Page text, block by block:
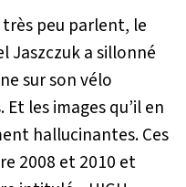
peu parlent, le
Jaszczuk a sillonné
sur son vélo
les images qu’il en
hallucinantes. Ces
2008 et 2010 et